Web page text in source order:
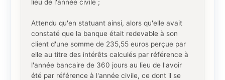
lieu de l'année civile ;
Attendu qu'en statuant ainsi, alors qu'elle avait
constaté que la banque était redevable à son
client d'une somme de 235,55 euros perçue par
elle au titre des intérêts calculés par référence à
l'année bancaire de 360 jours au lieu de l'avoir
été par référence à l'année civile, ce dont il se